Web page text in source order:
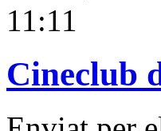
11:11
Cineclub